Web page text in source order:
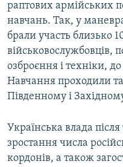
раптових армійських
навчань. Так, у
брали участь близько
військовослужбовців,
озброєння і техніки, до
Навчання проходили
Південному і
Українська влада
зростання числа
кордонів, а також